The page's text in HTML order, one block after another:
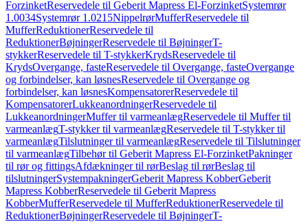
ForzinketReservedele til Geberit Mapress El-ForzinketSystemrør
1.0034Systemrør 1.0215NippelrørMufferReservedele til
MufferReduktionerReservedele til
ReduktionerBøjningerReservedele til BøjningerT-
stykkerReservedele til T-stykkerKrydsReservedele til
KrydsOvergange, fasteReservedele til Overgange, fasteOvergange
og forbindelser, kan løsnesReservedele til Overgange og
forbindelser, kan løsnesKompensatorerReservedele til
KompensatorerLukkeanordningerReservedele til
LukkeanordningerMuffer til varmeanlægReservedele til Muffer til
varmeanlægT-stykker til varmeanlægReservedele til T-stykker til
varmeanlægTilslutninger til varmeanlægReservedele til Tilslutninger
til varmeanlægTilbehør til Geberit Mapress El-ForzinketPakninger
til rør og fittingsAfdækninger til rørBeslag til rørBeslag til
tilslutningerSystempakningerGeberit Mapress KobberGeberit
Mapress KobberReservedele til Geberit Mapress
KobberMufferReservedele til MufferReduktionerReservedele til
ReduktionerBøjningerReservedele til BøjningerT-